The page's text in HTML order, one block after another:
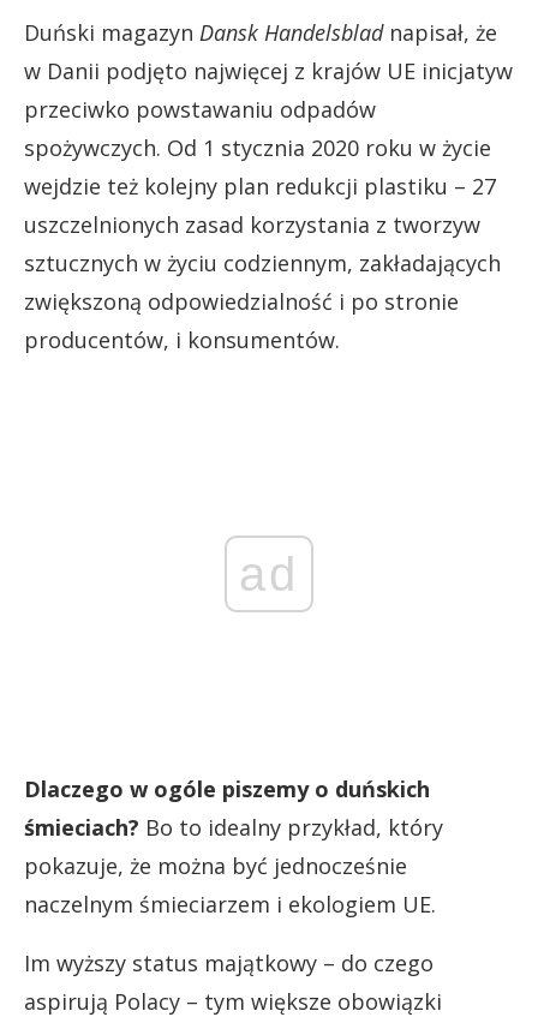
Duński magazyn Dansk Handelsbladnapisał, że
w Danii podjęto najwięcej z krajów UE inicjatyw
przeciwko powstawaniu odpadów
spożywczych. Od 1 stycznia 2020 roku w życie
wejdzie też kolejny plan redukcji plastiku – 27
uszczelnionych zasad korzystania z tworzyw
sztucznych w życiu codziennym, zakładających
zwiększoną odpowiedzialność i po stronie
producentów, i konsumentów.
ad
Dlaczego w ogóle piszemy o duńskich
śmieciach? Bo to idealny przykład, który
pokazuje, że można być jednocześnie
naczelnym śmieciarzem i ekologiem UE.
Im wyższy status majątkowy – do czego
aspirują Polacy – tym większe obowiązki